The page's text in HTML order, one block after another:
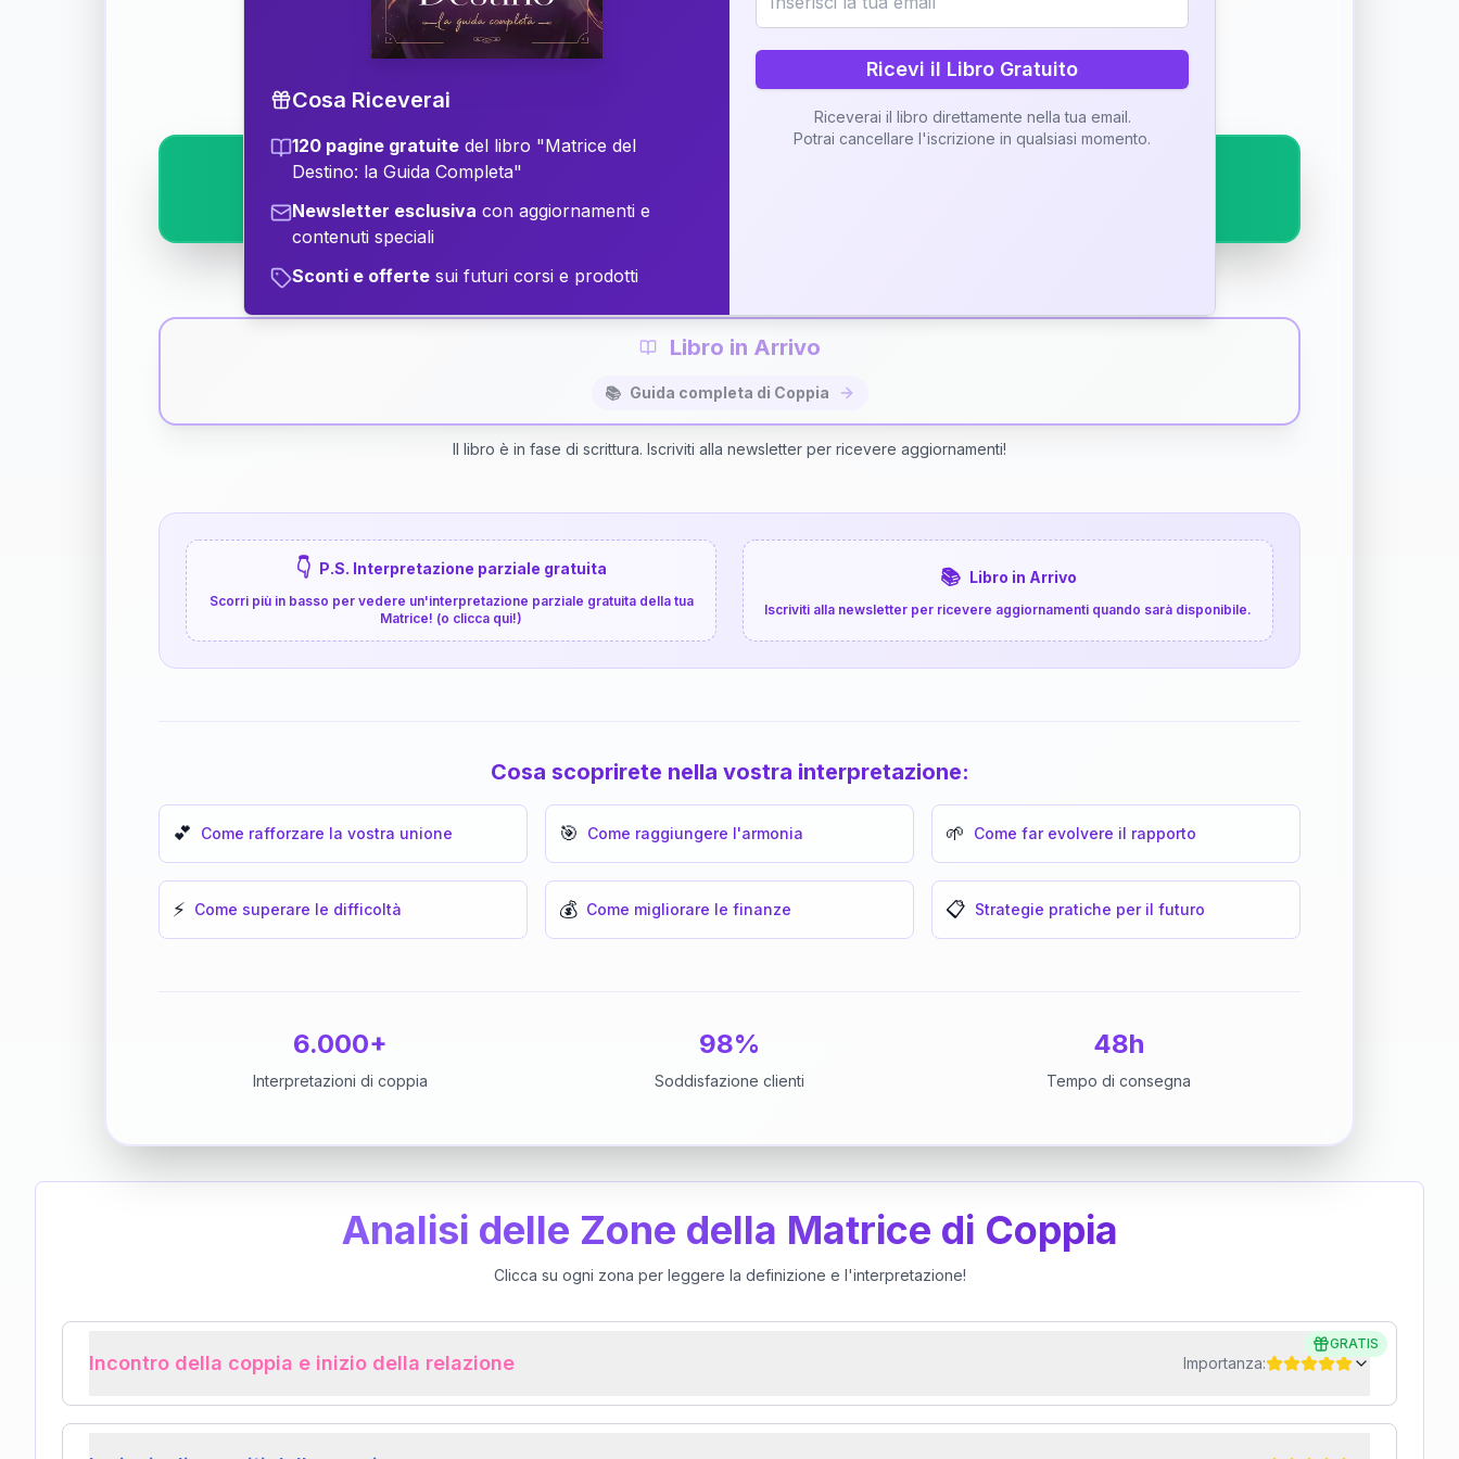
Scopri il significato della vostra Matrice di Coppia attraverso una nostra interpretazione
✨ Interpretazione personalizzata
⚡
Libro in Arrivo
📚 Guida completa di Coppia
Il libro è in fase di scrittura. Iscriviti alla newsletter per ricevere aggiornamenti!
👇 P.S. Interpretazione parziale gratuita
Scorri più in basso per vedere un'interpretazione parziale gratuita della tua
Matrice! (o clicca qui!)
📚 Libro in Arrivo
Iscriviti alla newsletter per ricevere aggiornamenti quando sarà disponibile.
Cosa scoprirete nella vostra interpretazione:
💕 Come rafforzare la vostra unione 🎯 Come raggiungere l'armonia 🌱 Come far evolvere il rapporto
⚡ Come superare le difficoltà 💰 Come migliorare le finanze 📋 Strategie pratiche per il futuro
6.000+
Interpretazioni di coppia
98%
Soddisfazione clienti
48h
Tempo di consegna
Analisi delle Zone della Matrice di Coppia
Clicca su ogni zona per leggere la definizione e l'interpretazione!
GRATIS
Incontro della coppia e inizio della relazione Importanza:
Cosa Riceverai
120 pagine gratuite del libro "Matrice del
Destino: la Guida Completa"
Newsletter esclusiva con aggiornamenti e
contenuti speciali
Sconti e offerte sui futuri corsi e prodotti
Ricevi il Libro Gratuito
Riceverai il libro direttamente nella tua email.
Potrai cancellare l'iscrizione in qualsiasi momento.